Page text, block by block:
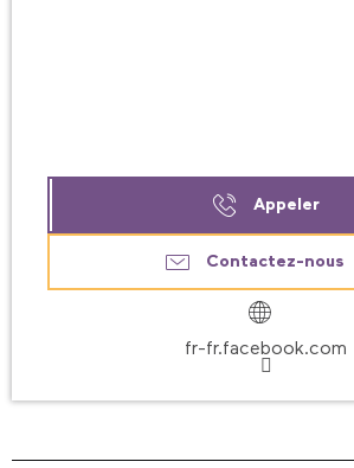
Appeler
Contactez-nous
fr-fr.facebook.com